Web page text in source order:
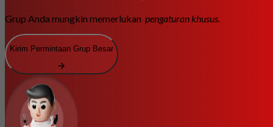
Grup Anda mungkin memerlukan pengaturan khusus.
Kirim Permintaan Grup Besar